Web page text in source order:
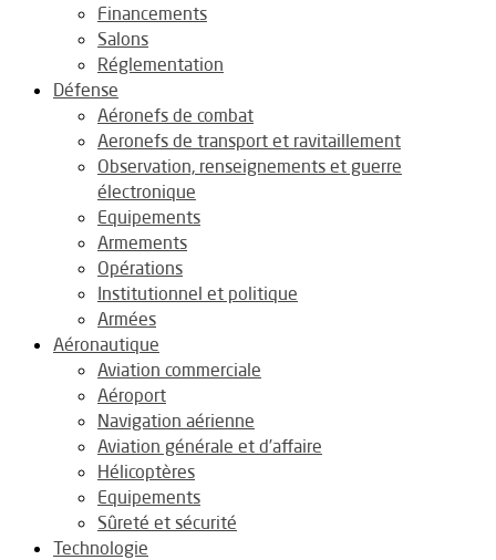
Financements
Salons
Réglementation
Défense
Aéronefs de combat
Aeronefs de transport et ravitaillement
Observation, renseignements et guerre
électronique
Equipements
Armements
Opérations
Institutionnel et politique
Armées
Aéronautique
Aviation commerciale
Aéroport
Navigation aérienne
Aviation générale et d’affaire
Hélicoptères
Equipements
Sûreté et sécurité
Technologie